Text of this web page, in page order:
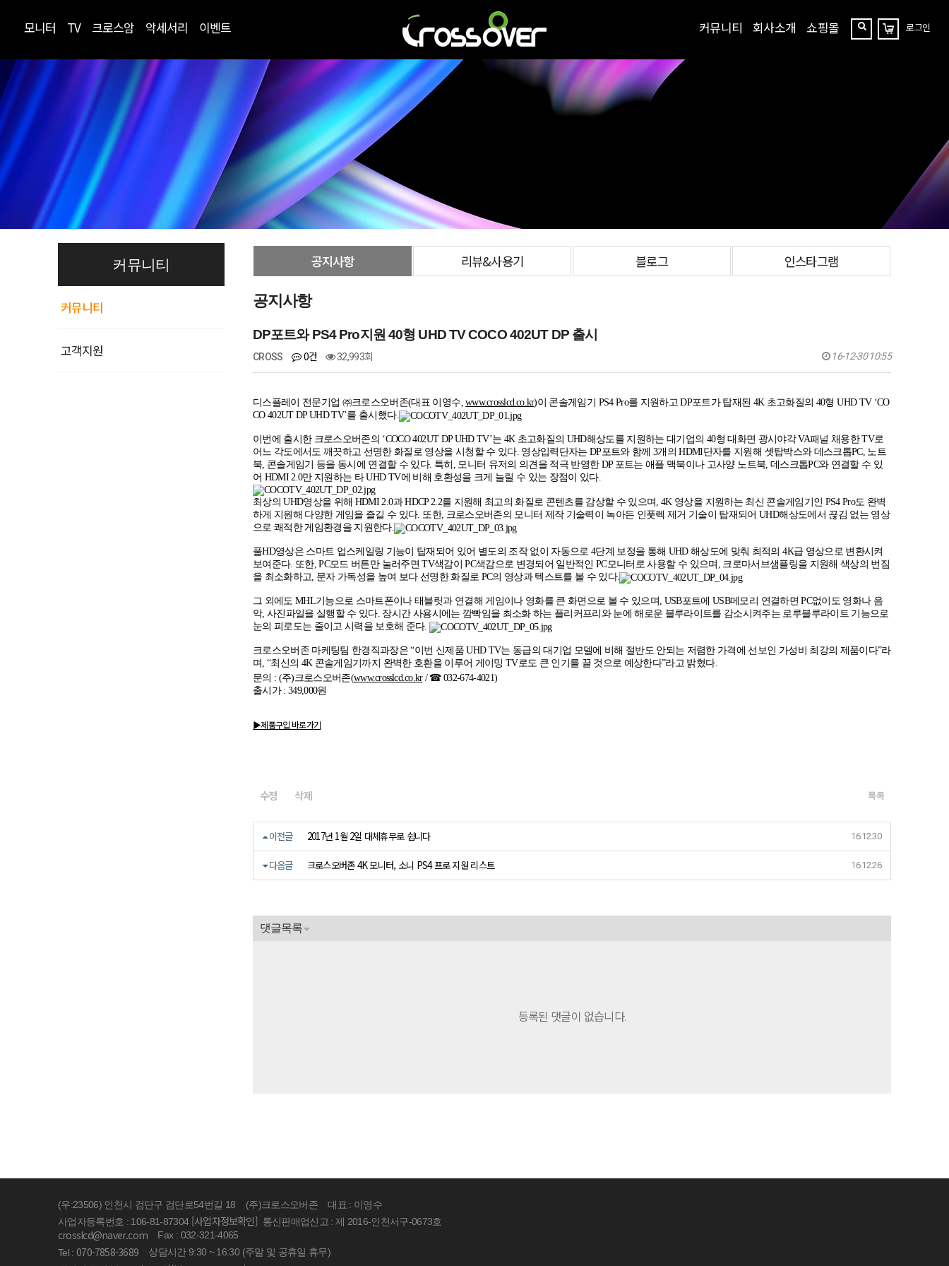
모니터 TV 크로스암 악세서리 이벤트 커뮤니티 회사소개 쇼핑몰
찾
장
바
로그인
커뮤니티
커뮤니티
고객지원
공지사항 리뷰&사용기 블로그 인스타그램
공지사항
DP포트와 PS4 Pro지원 40형 UHD TV COCO 402UT DP 출시
CROSS 0건 32,993회 16-12-30 10:55
디스플레이 전문기업 ㈜크로스오버존(대표 이영수,www.crosslcd.co.kr)이 콘솔게임기 PS4 Pro를 지원하고DP포트가 탑재된 4K 초고화질의 40형 UHD TV ‘CO
CO 402UT DP UHD TV’를 출시했다.
이번에 출시한 크로스오버존의 ‘COCO 402UT DP UHD TV’는 4K 초고화질의 UHD해상도를 지원하는 대기업의 40형 대화면 광시야각VA패널 채용한TV로
어느 각도에서도 깨끗하고 선명한 화질로 영상을 시청할 수 있다. 영상입력단자는 DP포트와 함께 3개의 HDMI단자를 지원해 셋탑박스와 데스크톱PC, 노트
북, 콘솔게임기 등을 동시에 연결할 수 있다. 특히 , 모니터 유저의 의견을 적극 반영한DP 포트는 애플 맥북이나 고사양 노트북, 데스크톱PC와 연결할 수 있
어 HDMI 2.0만 지원하는 타UHD TV에 비해 호환성을 크게 늘릴 수 있는 장점이 있다.
최상의 UHD영상을 위해 HDMI 2.0과HDCP 2.2를 지원해 최고의 화질로 콘텐츠를 감상할 수 있으며 , 4K 영상을 지원하는 최신 콘솔게임기인 PS4 Pro도 완벽
하게 지원해 다양한 게임을 즐길 수 있다. 또한, 크로스오버존의 모니터 제작 기술력이 녹아든 인풋렉 제거 기술이 탑재되어 UHD해상도에서 끊김 없는 영상
으로 쾌적한 게임환경을 지원한다.
풀HD영상은 스마트 업스케일링 기능이 탑재되어 있어 별도의 조작 없이 자동으로 4단계 보정을 통해 UHD해상도에 맞춰 최적의 4K급 영상으로 변환시켜
보여준다. 또한, PC모드 버튼만 눌러주면 TV색감이 PC색감으로 변경되어 일반적인 PC모니터로 사용할 수 있으며
크로마서브샘플링을 지원해 색상의 번짐
을 최소화하고 문자 가독성을 높여 보다 선명한 화질로 PC의 영상과 텍스트를 볼 수 있다.
그 외에도 MHL기능으로 스마트폰이나 태블릿과 연결해 게임이나 영화를 큰 화면으로 볼 수 있으며 , USB포트에 USB메모리 연결하면 PC없이도 영화나 음
악,사진파일을 실행할 수 있다. 장시간 사용시에는 깜빡임을 최소화 하는 플리커프리와 눈에 해로운 블루라이트를 감소시켜주는 로루블루라이트 기능으로
눈의 피로도는 줄이고 시력을 보호해 준다.
크로스오버존 마케팅팀 한경직과장은 “이번 신제품UHD TV는 동급의 대기업 모델에 비해 절반도 안되는 저렴한 가격에 선보인 가성비 최강의 제품이다”라
며 , “최신의 4K 콘솔게임기까지 완벽한 호환을 이루어 게이밍 TV로도 큰 인기를 끌 것으로 예상한다”라고 밝혔다.
문의 : (주) 크로스오버존(www.crosslcd.co.kr/ ☎ 032-674-4021)
출시가: 349,000원
▶제품구입 바로가기
수정 삭제 목록
이전글 2017년 1월 2일 대체휴무로 쉽니다 16.12.30
다음글 크로스오버존 4K 모니터, 소니 PS4 프로 지원 리스트 16.12.26
댓글목록
등록된 댓글이 없습니다.
(우:23506) 인천시 검단구 검단로54번길 18 (주)크로스오버존
대표 : 이영수
사업자등록번호 : 106-81-87304 [사업자정보확인] 통신판매업신고 : 제 2016-인천서구-0673호
crosslcd@naver.com
Fax : 032-321-4065
Tel : 070-7858-3689
상담시간 9:30 ~ 16:30 (주말 및 공휴일 휴무)